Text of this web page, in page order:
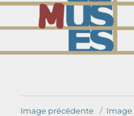
Image précédente Image